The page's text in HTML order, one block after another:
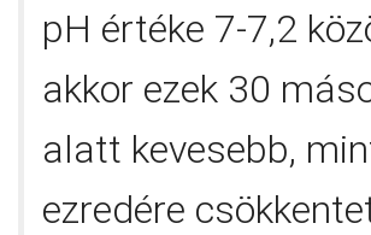
pH értéke 7-7,2
akkor ezek 30
alatt kevesebb,
ezredére